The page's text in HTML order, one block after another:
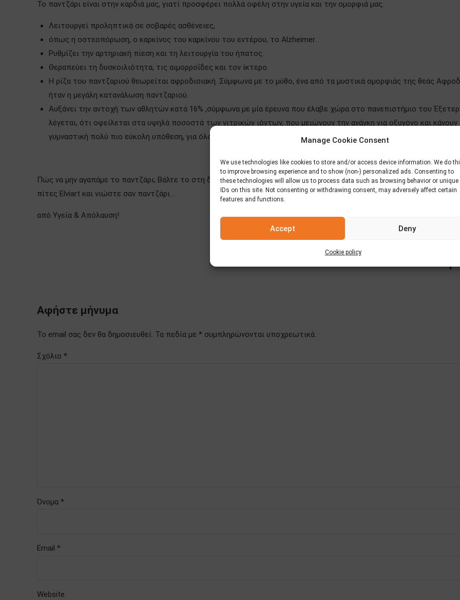
Manage Cookie Consent
We use technologies like cookies to store and/or access device information. We do
to improve browsing experience and to show (non-) personalized ads. Consenting to
these technologies will allow us to process data such as browsing behavior or unique
IDs on this site. Not consenting or withdrawing consent, may adversely affect certain
features and functions.
Accept Deny
Cookie policy
Το παντζάρι είναι στην καρδιά μας, γιατί προσφέρει πολλά οφέλη στην υγεία και την ομορφιά μας.
Λειτουργεί προληπτικά σε σοβαρές ασθένειες,
όπως η οστεοπόρωση, ο καρκίνος του καρκίνου του εντέρου, το Alzheimer.
Ρυθμίζει την αρτηριακή πίεση και τη λειτουργία του ήπατος.
Θεραπεύει τη δυσκοιλιότητα, τις αιμορροΐδες και τον ίκτερο.
Η ρίζα του παντζαριού θεωρείται αφροδισιακή. Σύμφωνα με το μύθο, ένα από τα μυστικά ομορφιάς της θεάς
ήταν η μεγάλη κατανάλωση παντζαριού.
Αυξάνει την αντοχή των αθλητών κατά 16% ,σύμφωνα με μία έρευνα που έλαβε χώρα στο πανεπιστήμιο του
λέγεται, ότι οφείλεται στα υψηλά ποσοστά των νιτρικών ιόντων, που μειώνουν την ανάγκη για οξυγόνο και κάνουν
γυμναστική πολύ πιο εύκολη υπόθεση, για όλους μας!
Πώς να μην αγαπάμε το παντζάρι; Βάλτε το στη διατροφή σας, συνδυάστε το είτε μαγειρεμένο είτε ως σως με τις
πίτες Elviart και νιώστε σαν παντζάρι…
από Υγεία & Απόλαυση!
Αφήστε μήνυμα
Το email σας δεν θα δημοσιευθεί. Τα πεδία με * συμπληρώνονται υποχρεωτικά.
Σχόλιο *
Όνομα *
Email *
Website